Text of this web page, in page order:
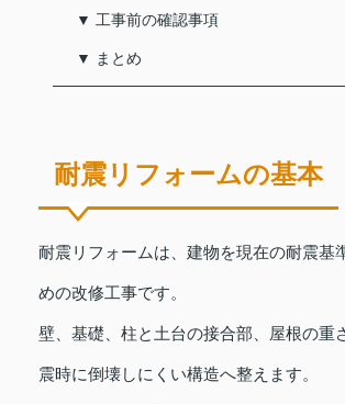
▼ 工事前の確認事項
▼ まとめ
耐震リフォームの基本
耐震リフォームは、建物を現在の耐震基
めの改修工事です。
壁、基礎、柱と土台の接合部、屋根の重
震時に倒壊しにくい構造へ整えます。